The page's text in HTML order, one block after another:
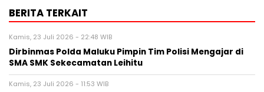
BERITA TERKAIT
Kamis, 23 Juli 2026 - 22:48 WIB
Dirbinmas Polda Maluku Pimpin Tim Polisi Mengajar di
SMA SMK Sekecamatan Leihitu
Kamis, 23 Juli 2026 - 11:53 WIB